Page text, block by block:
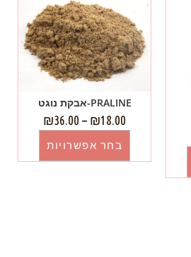
PRALINE-אבקת נוגט
₪18.00
–
₪36.00
בחר אפשרויות